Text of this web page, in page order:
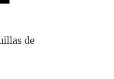
de